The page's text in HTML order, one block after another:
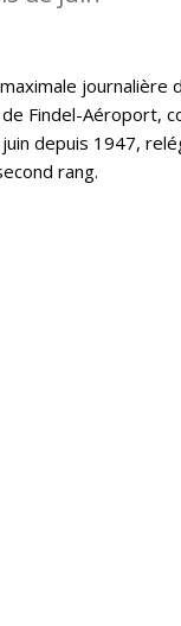
journalière
Findel-Aéroport,
depuis 1947,
rang.